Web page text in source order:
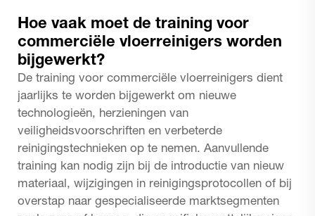
Hoe vaak moet de training voor
commerciële vloerreinigers worden
bijgewerkt?
De training voor commerciële vloerreinigers dient
jaarlijks te worden bijgewerkt om nieuwe
technologieën, herzieningen van
veiligheidsvoorschriften en verbeterde
reinigingstechnieken op te nemen. Aanvullende
training kan nodig zijn bij de introductie van nieuw
materiaal, wijzigingen in reinigingsprotocollen of bij
overstap naar gespecialiseerde marktsegmenten